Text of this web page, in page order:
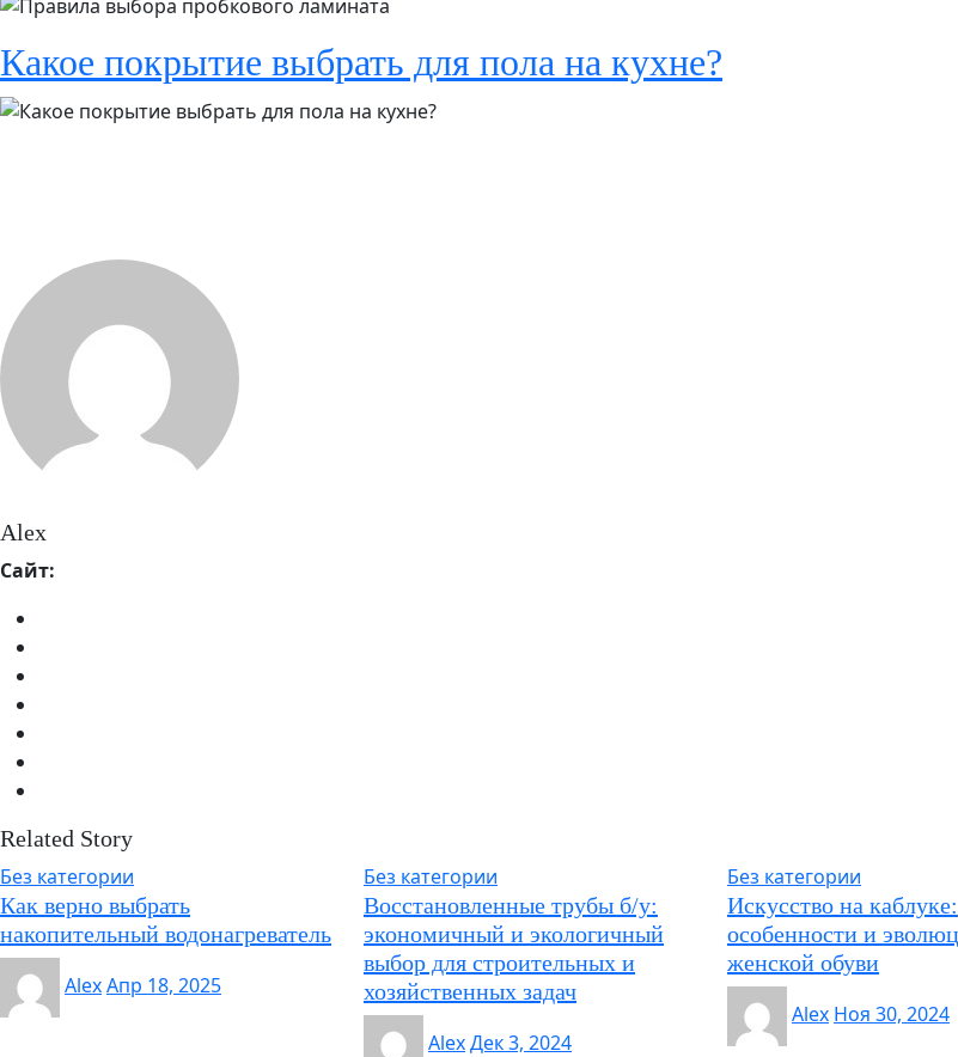
Какое покрытие выбрать для пола на кухне?
Alex
Сайт:
Related Story
Без категории
Как верно выбрать
накопительный водонагреватель
AlexАпр 18, 2025
Без категории
Восстановленные трубы б/у:
экономичный и экологичный
выбор для строительных и
хозяйственных задач
AlexДек 3, 2024
Без категории
Искусство на каблуке:
особенности и
женской обуви
Alex Ноя 30, 2024